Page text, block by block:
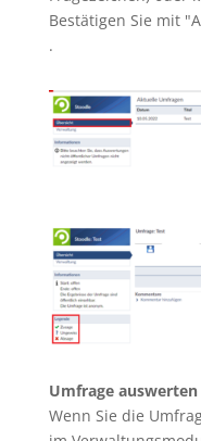
Bestätigen Sie mit
.
Umfrage auswerten
Wenn Sie die